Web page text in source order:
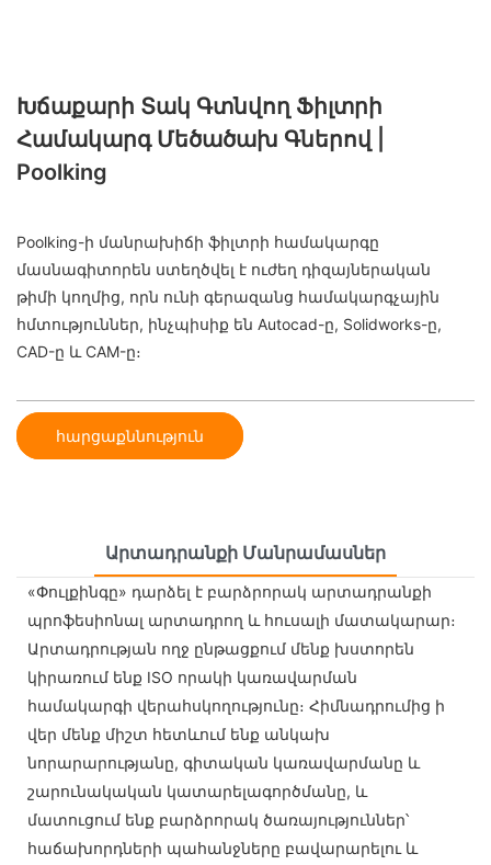
Խճաքարի Տակ Գտնվող Ֆիլտրի
Համակարգ Մեծածախ Գներով |
Poolking
Poolking-ի մանրախիճի ֆիլտրի համակարգը
մասնագիտորեն ստեղծվել է ուժեղ դիզայներական
թիմի կողմից, որն ունի գերազանց համակարգչային
հմտություններ, ինչպիսիք են Autocad-ը, Solidworks-ը,
CAD-ը և CAM-ը։
հարցաքննություն
Արտադրանքի Մանրամասներ
«Փուլքինգը» դարձել է բարձրորակ արտադրանքի
պրոֆեսիոնալ արտադրող և հուսալի մատակարար։
Արտադրության ողջ ընթացքում մենք խստորեն
կիրառում ենք ISO որակի կառավարման
համակարգի վերահսկողությունը։ Հիմնադրումից ի
վեր մենք միշտ հետևում ենք անկախ
նորարարությանը, գիտական ​​կառավարմանը և
շարունակական կատարելագործմանը, և
մատուցում ենք բարձրորակ ծառայություններ՝
հաճախորդների պահանջները բավարարելու և